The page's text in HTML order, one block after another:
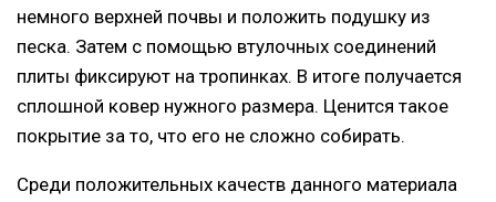
немного верхней почвы и положить подушку из
песка. Затем с помощью втулочных соединений
плиты фиксируют на тропинках. В итоге получается
сплошной ковер нужного размера. Ценится такое
покрытие за то, что его не сложно собирать.
Среди положительных качеств данного материала